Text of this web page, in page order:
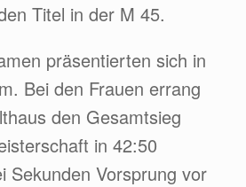
Titel in der M 45.
präsentierten sich in
Bei den Frauen errang
den Gesamtsieg
in 42:50
Sekunden Vorsprung vor